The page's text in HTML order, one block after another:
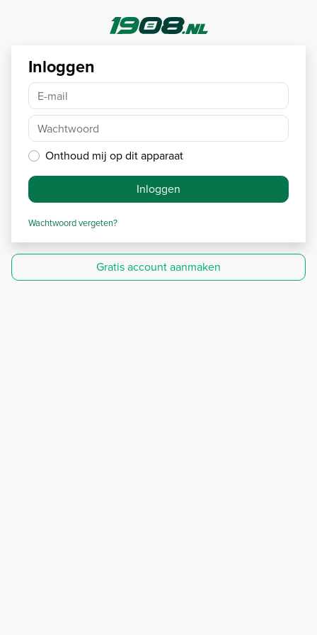
Inloggen
E-mail
Wachtwoord
Onthoud mij op dit apparaat
Inloggen
Wachtwoord vergeten?
Gratis account aanmaken